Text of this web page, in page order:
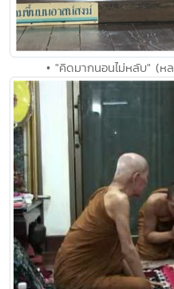
• "คิดมากนอนไม่หลับ" (